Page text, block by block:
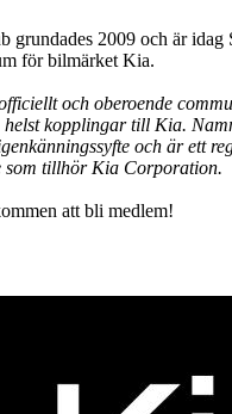
grundades 2009 och är idag
för bilmärket Kia.
och oberoende
helst kopplingar till Kia.
och är ett
som tillhör Kia Corporation.
att bli medlem!